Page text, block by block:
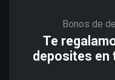
Bonos de
Te
deposites en